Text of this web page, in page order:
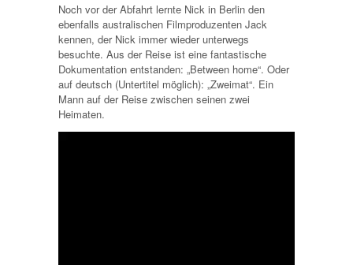
Noch vor der Abfahrt lernte Nick in Berlin den
ebenfalls australischen Filmproduzenten Jack
kennen, der Nick immer wieder unterwegs
besuchte. Aus der Reise ist eine fantastische
Dokumentation entstanden: „Between home“. Oder
auf deutsch (Untertitel möglich): „Zweimat“. Ein
Mann auf der Reise zwischen seinen zwei
Heimaten.